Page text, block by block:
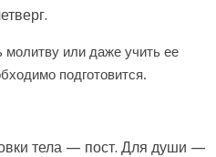
или даже учить ее
подготовится.
тела — пост. Для души —